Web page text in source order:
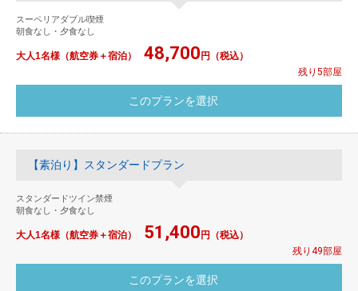
スーペリアダブル喫煙
朝食なし・夕食なし
大人1名様（航空券＋宿泊） 48,700円（税込）
残り5部屋
【素泊り】スタンダードプラン
スタンダードツイン禁煙
朝食なし・夕食なし
大人1名様（航空券＋宿泊） 51,400円（税込）
残り49部屋